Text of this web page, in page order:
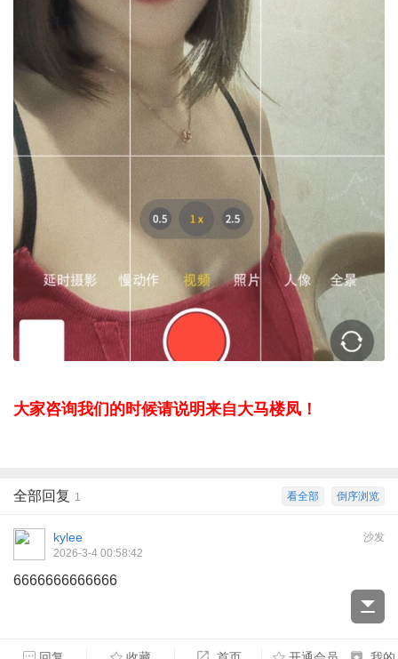
大家咨询我们的时候请说明来自大马楼凤！
倒序浏览
看全部
全部回复 1
沙发
kylee
2026-3-4 00:58:42
6666666666666